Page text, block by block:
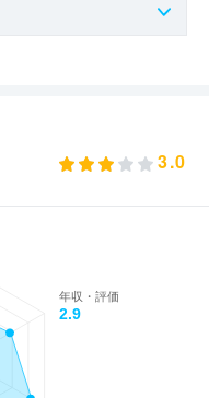
3.0
年収・評価
2.9